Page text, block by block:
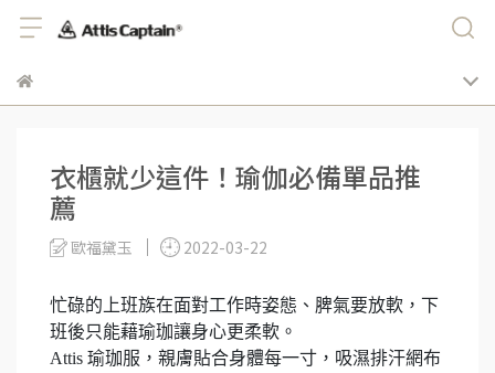
衣櫃就少這件！瑜伽必備單品推
薦
歐福黛玉 2022-03-22
忙碌的上班族在面對工作時姿態、脾氣要放軟，下
班後只能藉瑜珈讓身心更柔軟。
Attis 瑜珈服，親膚貼合身體每一寸，吸濕排汗網布